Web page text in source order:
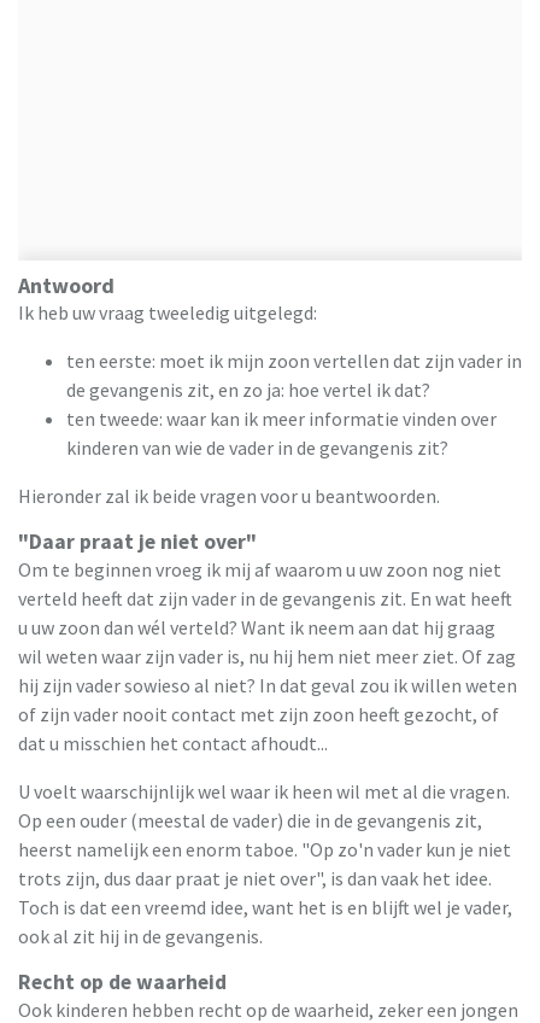
Antwoord
Ik heb uw vraag tweeledig uitgelegd:
ten eerste: moet ik mijn zoon vertellen dat zijn vader in
de gevangenis zit, en zo ja: hoe vertel ik dat?
ten tweede: waar kan ik meer informatie vinden over
kinderen van wie de vader in de gevangenis zit?
Hieronder zal ik beide vragen voor u beantwoorden.
"Daar praat je niet over"
Om te beginnen vroeg ik mij af waarom u uw zoon nog niet
verteld heeft dat zijn vader in de gevangenis zit. En wat heeft
u uw zoon dan wél verteld? Want ik neem aan dat hij graag
wil weten waar zijn vader is, nu hij hem niet meer ziet. Of zag
hij zijn vader sowieso al niet? In dat geval zou ik willen weten
of zijn vader nooit contact met zijn zoon heeft gezocht, of
dat u misschien het contact afhoudt...
U voelt waarschijnlijk wel waar ik heen wil met al die vragen.
Op een ouder (meestal de vader) die in de gevangenis zit,
heerst namelijk een enorm taboe. "Op zo'n vader kun je niet
trots zijn, dus daar praat je niet over", is dan vaak het idee.
Toch is dat een vreemd idee, want het is en blijft wel je vader,
ook al zit hij in de gevangenis.
Recht op de waarheid
Ook kinderen hebben recht op de waarheid, zeker een jongen